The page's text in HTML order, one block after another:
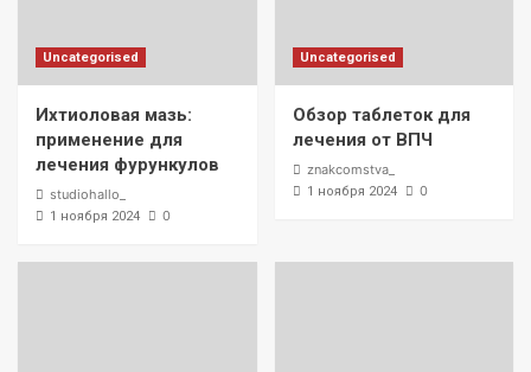
Uncategorised
Ихтиоловая мазь:
применение для
лечения фурункулов
studiohallo_
1 ноября 2024 0
Uncategorised
Обзор таблеток для
лечения от ВПЧ
znakcomstva_
1 ноября 2024 0